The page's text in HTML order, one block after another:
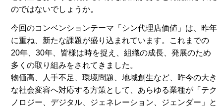
のではないでしょうか。
今回のコンベンションテーマ「シン代理店価値」は、昨年
に重ね、新たな課題が盛り込まれています。これまでの
20年、30年、皆様は時を捉え、組織の成長、発展のため
多くの取り組みをされてきました。
物価高、人手不足、環境問題、地域創生など、昨今の大き
な社会変容へ対応する方策として、あらゆる業種が「テク
ノロジー、デジタル、ジェネレーション、ジェンダー」と